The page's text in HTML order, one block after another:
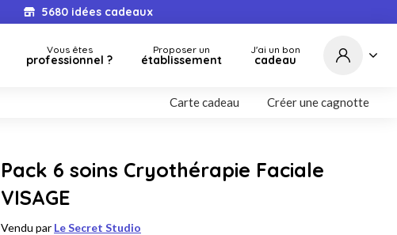
5680idées cadeaux
Vous êtes
professionnel ?
Proposer un
établissement
J'ai un bon
cadeau
Carte cadeau Créer une cagnotte
Pack 6 soins Cryothérapie Faciale
VISAGE
Vendu par Le Secret Studio